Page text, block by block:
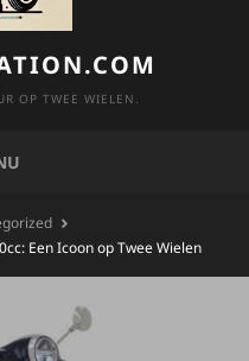
OP TWEE WIELEN.
Een Icoon op Twee Wielen